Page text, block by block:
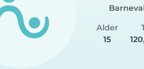
Alder
15